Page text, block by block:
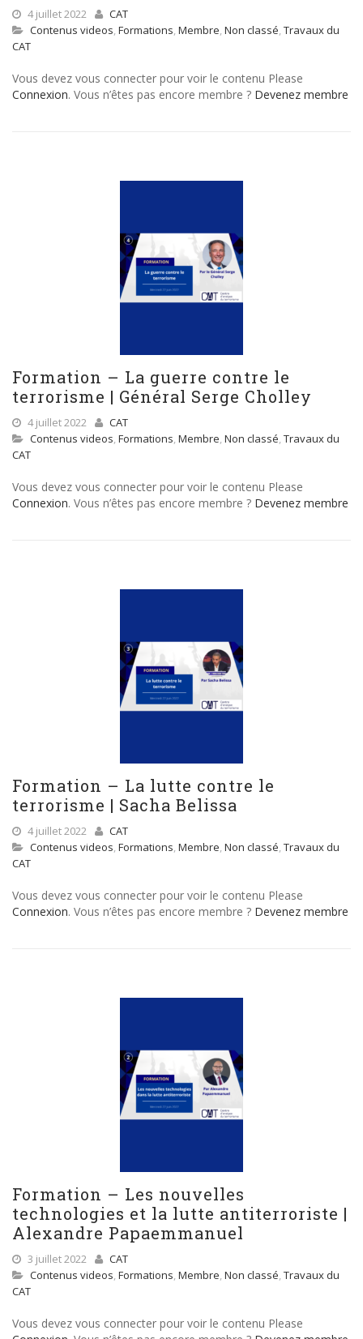
4 juillet 2022
CAT
Contenus videos, Formations, Membre, Non classé, Travaux du
CAT
Vous devez vous connecter pour voir le contenu Please
Connexion. Vous n’êtes pas encore membre ? Devenez membre
Formation – La guerre contre le
terrorisme | Général Serge Cholley
4 juillet 2022
CAT
Contenus videos, Formations, Membre, Non classé, Travaux du
CAT
Vous devez vous connecter pour voir le contenu Please
Connexion. Vous n’êtes pas encore membre ? Devenez membre
Formation – La lutte contre le
terrorisme | Sacha Belissa
4 juillet 2022
CAT
Contenus videos, Formations, Membre, Non classé, Travaux du
CAT
Vous devez vous connecter pour voir le contenu Please
Connexion. Vous n’êtes pas encore membre ? Devenez membre
Formation – Les nouvelles
technologies et la lutte antiterroriste |
Alexandre Papaemmanuel
3 juillet 2022
CAT
Contenus videos, Formations, Membre, Non classé, Travaux du
CAT
Vous devez vous connecter pour voir le contenu Please